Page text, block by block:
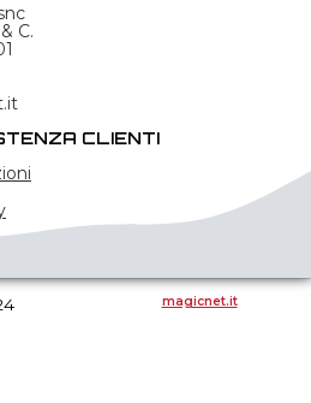
nella
C.
CLIENTI
magicnet.it